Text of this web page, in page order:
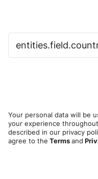
Your personal data will be
your experience
described in our privacy
agree to the Termsand